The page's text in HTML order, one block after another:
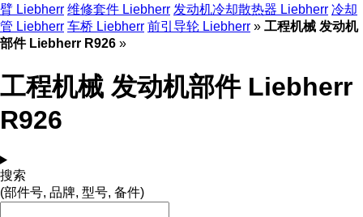
臂 Liebherr 维修套件 Liebherr 发动机冷却散热器 Liebherr 冷却
管 Liebherr 车桥 Liebherr 前引导轮 Liebherr » 工程机械 发动机
部件 Liebherr R926 »
工程机械 发动机部件 Liebherr
R926
搜索
(部件号, 品牌, 型号, 备件)